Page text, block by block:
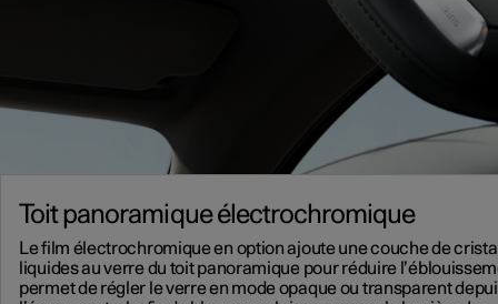
Toit panoramique électrochromique
Le film électrochromique en option ajoute une couche de
liquides au verre du toit panoramique pour réduire
permet de régler le verre en mode opaque ou transparent